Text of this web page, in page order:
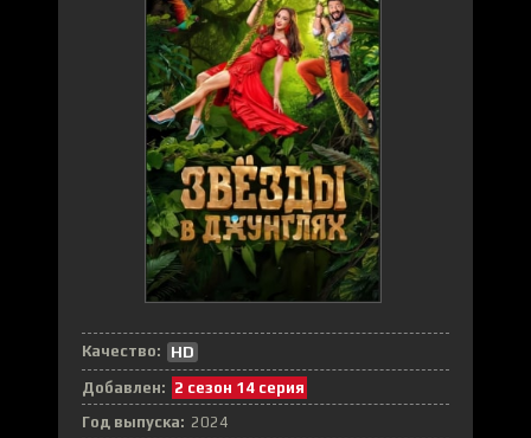
Качество:
HD
Добавлен: 2 сезон 14 серия
Год выпуска: 2024